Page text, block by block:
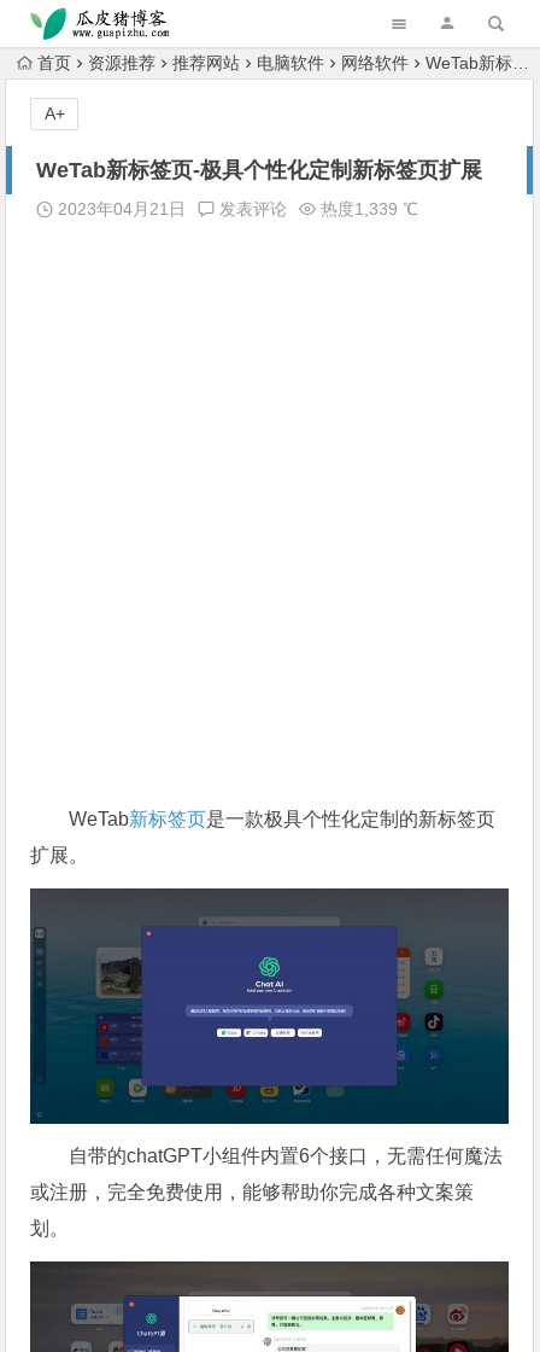
跳转到主内容
首页 资源推荐 推荐网站 电脑软件 网络软件 WeTab新标签页-极具个性化定制新标签页扩展
WeTab新标签页-极具个性化定制新标签页扩展
2023年04月21日 发表评论 热度1,339 ℃
WeTab新标签页是一款极具个性化定制的新标签页
扩展。
自带的chatGPT小组件内置6个接口，无需任何魔法
或注册，完全免费使用，能够帮助你完成各种文案策
划。
A+